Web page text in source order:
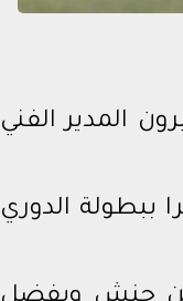
المدير الفني
ببطولة الدوري